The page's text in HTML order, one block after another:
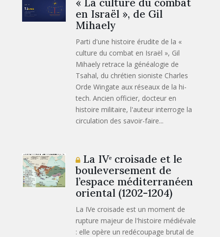
« La culture du combat
en Israël », de Gil
Mihaely
Parti d'une histoire érudite de la «
culture du combat en Israël », Gil
Mihaely retrace la généalogie de
Tsahal, du chrétien sioniste Charles
Orde Wingate aux réseaux de la hi-
tech. Ancien officier, docteur en
histoire militaire, l'auteur interroge la
circulation des savoir-faire...
La IVᵉ croisade et le
bouleversement de
l’espace méditerranéen
oriental (1202-1204)
La IVe croisade est un moment de
rupture majeur de l'histoire médiévale
: elle opère un redécoupage brutal de